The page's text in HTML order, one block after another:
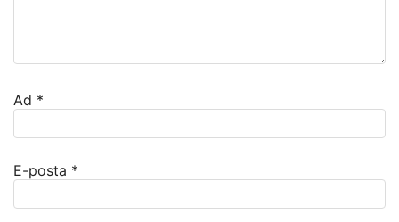
Ad *
E-posta *